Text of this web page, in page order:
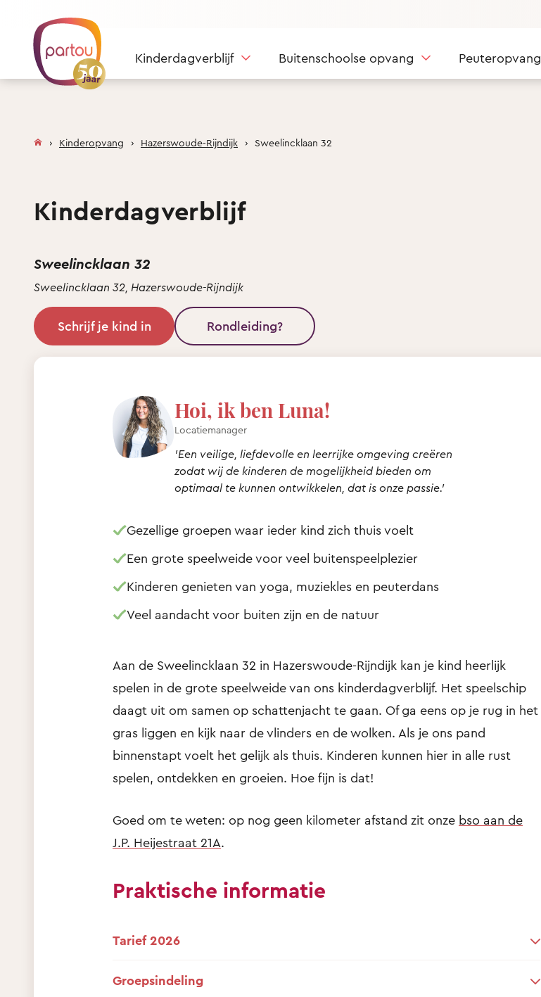
Kinderdagverblijf Buitenschoolse opvang Peuteropvang
Kinderopvang Hazerswoude-Rijndijk Sweelincklaan 32
Kinderdagverblijf
Sweelincklaan 32
Sweelincklaan 32, Hazerswoude-Rijndijk
Schrijf je kind in Rondleiding?
Hoi, ik ben Luna!
Locatiemanager
'Een veilige, liefdevolle en leerrijke omgeving creëren
zodat wij de kinderen de mogelijkheid bieden om
optimaal te kunnen ontwikkelen, dat is onze passie.’
Gezellige groepen waar ieder kind zich thuis voelt
Een grote speelweide voor veel buitenspeelplezier
Kinderen genieten van yoga, muziekles en peuterdans
Veel aandacht voor buiten zijn en de natuur
Aan de Sweelincklaan 32 in Hazerswoude-Rijndijk kan je kind heerlijk
spelen in de grote speelweide van ons kinderdagverblijf. Het speelschip
daagt uit om samen op schattenjacht te gaan. Of ga eens op je rug in het
gras liggen en kijk naar de vlinders en de wolken. Als je ons pand
binnenstapt voelt het gelijk als thuis. Kinderen kunnen hier in alle rust
spelen, ontdekken en groeien. Hoe fijn is dat!
Goed om te weten: op nog geen kilometer afstand zit onze bso aan de
J.P. Heijestraat 21A.
Praktische informatie
Tarief 2026
Groepsindeling